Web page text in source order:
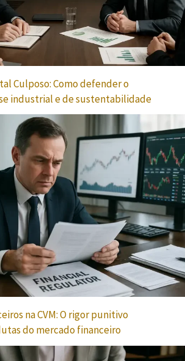
Culposo: Como defender o
industrial e de sustentabilidade
na CVM: O rigor punitivo
do mercado financeiro